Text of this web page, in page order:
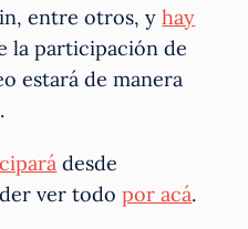
entre otros, yhay
la participación de
estará de manera
desde
ver todopor acá.